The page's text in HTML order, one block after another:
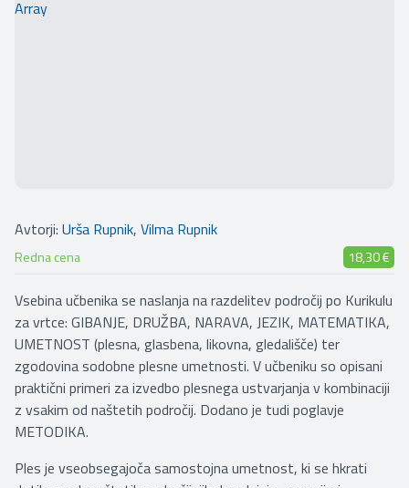
Array
Avtorji: Urša Rupnik, Vilma Rupnik
Redna cena 18,30 €
Vsebina učbenika se naslanja na razdelitev področij po Kurikulu
za vrtce: GIBANJE, DRUŽBA, NARAVA, JEZIK, MATEMATIKA,
UMETNOST (plesna, glasbena, likovna, gledališče) ter
zgodovina sodobne plesne umetnosti. V učbeniku so opisani
praktični primeri za izvedbo plesnega ustvarjanja v kombinaciji
z vsakim od naštetih področij. Dodano je tudi poglavje
METODIKA.
Ples je vseobsegajoča samostojna umetnost, ki se hkrati